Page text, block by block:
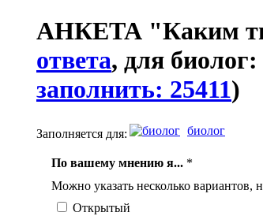
АНКЕТА "Каким
ответа, для биолог:
заполнить: 25411)
Заполняется для: биолог
По вашему мнению я... *
Можно указать несколько вариантов,
Открытый